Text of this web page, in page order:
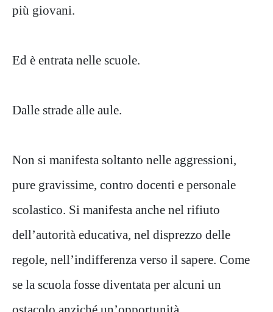
più giovani.
Ed è entrata nelle scuole.
Dalle strade alle aule.
Non si manifesta soltanto nelle aggressioni,
pure gravissime, contro docenti e personale
scolastico. Si manifesta anche nel rifiuto
dell’autorità educativa, nel disprezzo delle
regole, nell’indifferenza verso il sapere. Come
se la scuola fosse diventata per alcuni un
ostacolo anziché un’opportunità.